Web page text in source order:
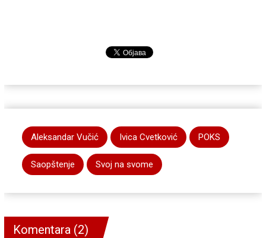
Aleksandar Vučić Ivica Cvetković POKS
Saopštenje Svoj na svome
Komentara (2)